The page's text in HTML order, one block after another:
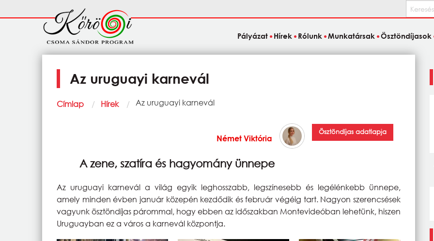
Keresés
Fő
navigáció
Pályázat Hírek Rólunk Munkatársak Ösztöndíjasok
Az uruguayi karnevál
Morzsa
Címlap Hírek Current:
Az uruguayi karnevál
Német Viktória
Ösztöndíjas adatlapja
A zene, szatíra és hagyomány ünnepe
Az uruguayi karnevál a világ egyik leghosszabb, legszínesebb és legélénkebb ünnepe,
amely minden évben január közepén kezdődik és február végéig tart. Nagyon szerencsések
vagyunk ösztöndíjas párommal, hogy ebben az időszakban Montevideóban lehetünk, hiszen
Uruguayban ez a város a karnevál központja.